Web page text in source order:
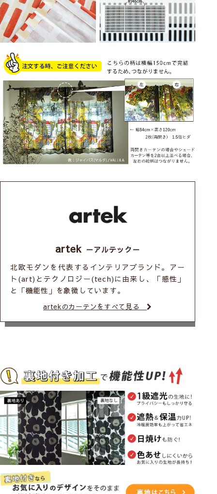
artek －アルテック－
北欧モダンを代表するインテリアブランド。アー
ト(art)とテクノロジー(tech)に由来し、「感性」
と「機能性」を象徴しています。
artekのカーテンをすべて見る